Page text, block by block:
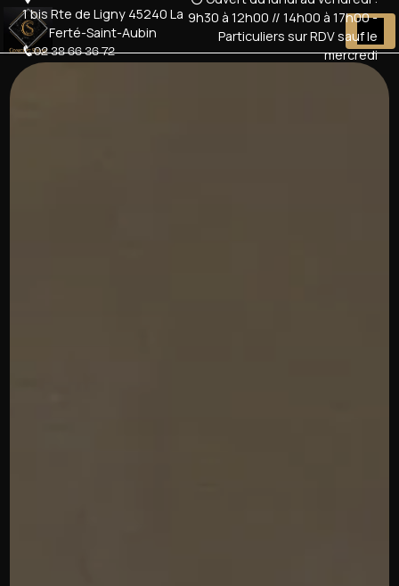
1 bis Rte de Ligny 45240 La
Ferté-Saint-Aubin
02 38 66 36 72
9h30 à 12h00 // 14h00 à 17h00 -
Particuliers sur RDV sauf le
mercredi
Panneau de gestion des cookies